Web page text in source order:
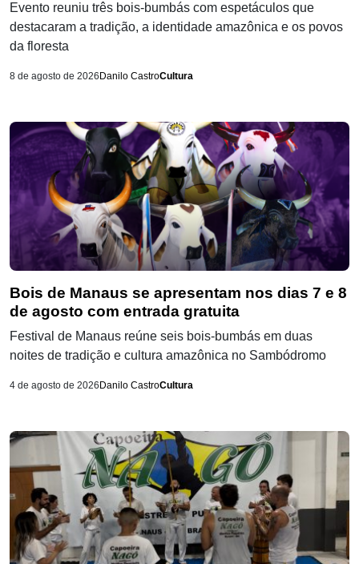
Evento reuniu três bois-bumbás com espetáculos que
destacaram a tradição, a identidade amazônica e os povos
da floresta
8 de agosto de 2026 Danilo CastroCultura
Bois de Manaus se apresentam nos dias 7 e 8
de agosto com entrada gratuita
Festival de Manaus reúne seis bois-bumbás em duas
noites de tradição e cultura amazônica no Sambódromo
4 de agosto de 2026 Danilo CastroCultura